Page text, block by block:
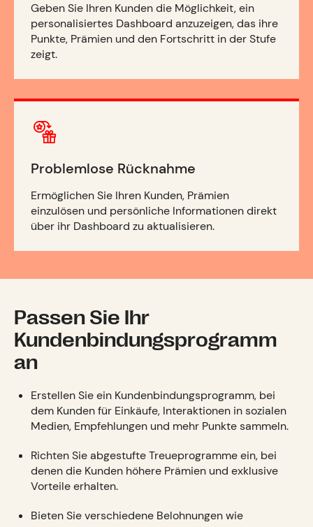
Geben Sie Ihren Kunden die Möglichkeit, ein
personalisiertes Dashboard anzuzeigen, das ihre
Punkte, Prämien und den Fortschritt in der Stufe
zeigt.
Problemlose Rücknahme
Ermöglichen Sie Ihren Kunden, Prämien
einzulösen und persönliche Informationen direkt
über ihr Dashboard zu aktualisieren.
Passen Sie Ihr
Kundenbindungsprogramm
an
Erstellen Sie ein Kundenbindungsprogramm, bei
dem Kunden für Einkäufe, Interaktionen in sozialen
Medien, Empfehlungen und mehr Punkte sammeln.
Richten Sie abgestufte Treueprogramme ein, bei
denen die Kunden höhere Prämien und exklusive
Vorteile erhalten.
Bieten Sie verschiedene Belohnungen wie